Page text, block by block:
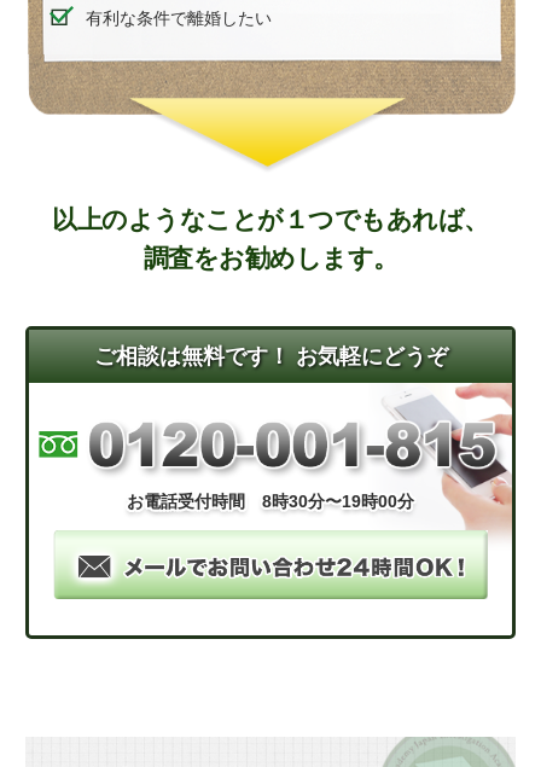
有利な条件で離婚したい
以上のようなことが１つでもあれば、
調査をお勧めします。
ご相談は無料です！ お気軽にどうぞ
お電話受付時間 8時30分〜19時00分